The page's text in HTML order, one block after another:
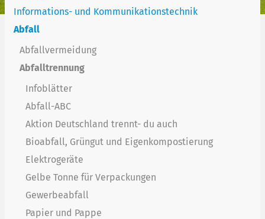
Informations- und Kommunikationstechnik
Abfall
Abfallvermeidung
Abfalltrennung
Infoblätter
Abfall-ABC
Aktion Deutschland trennt- du auch
Bioabfall, Grüngut und Eigenkompostierung
Elektrogeräte
Gelbe Tonne für Verpackungen
Gewerbeabfall
Papier und Pappe